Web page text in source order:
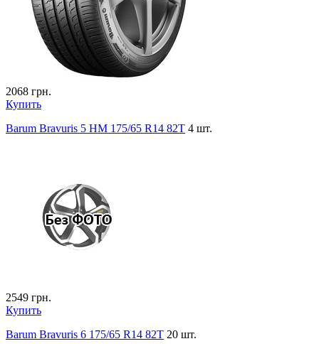
2068 грн.
Купить
Barum Bravuris 5 HM 175/65 R14 82T 4 шт.
2549 грн.
Купить
Barum Bravuris 6 175/65 R14 82T 20 шт.